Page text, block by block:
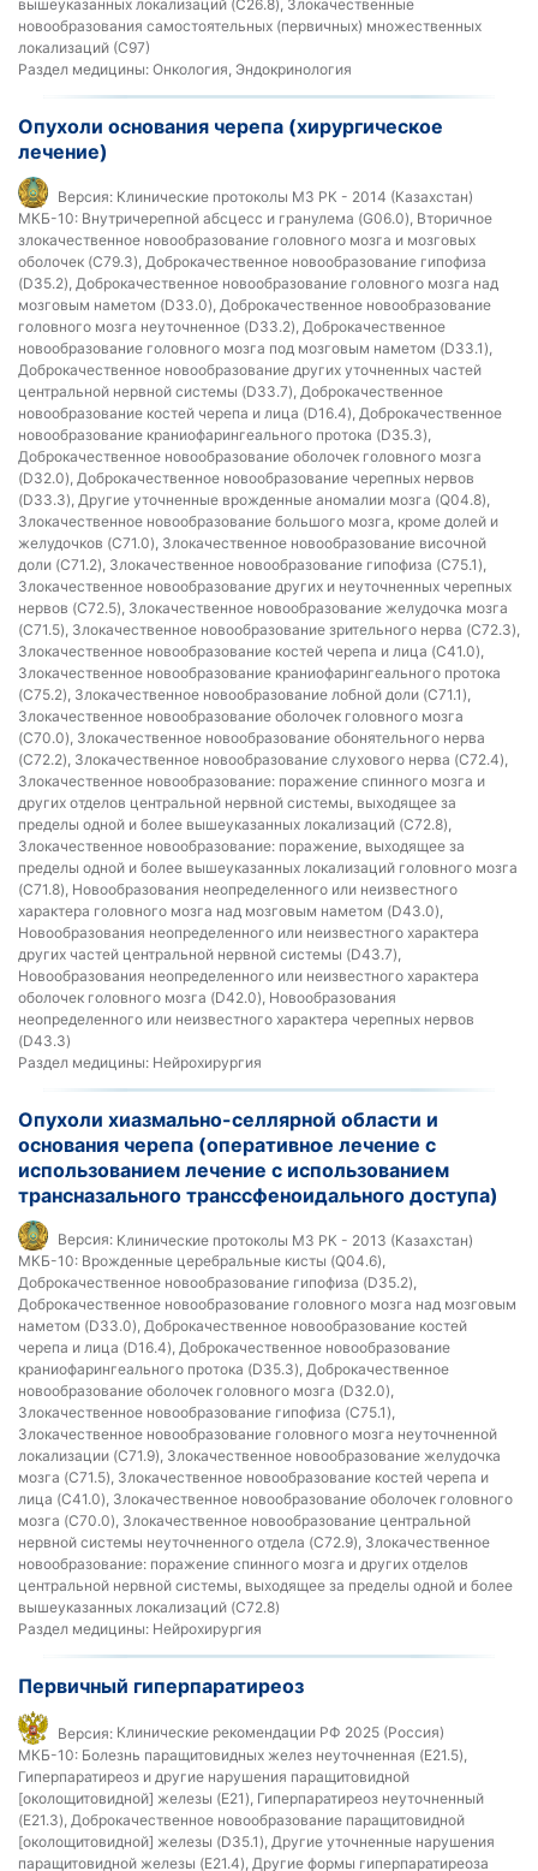
вышеуказанных локализаций (C26.8), Злокачественные
новообразования самостоятельных (первичных) множественных
локализаций (С97)
Раздел медицины: Онкология, Эндокринология
Опухоли основания черепа (хирургическое
лечение)
Версия: Клинические протоколы МЗ РК - 2014 (Казахстан)
МКБ-10: Внутричерепной абсцесс и гранулема (G06.0), Вторичное
злокачественное новообразование головного мозга и мозговых
оболочек (C79.3), Доброкачественное новообразование гипофиза
(D35.2), Доброкачественное новообразование головного мозга над
мозговым наметом (D33.0), Доброкачественное новообразование
головного мозга неуточненное (D33.2), Доброкачественное
новообразование головного мозга под мозговым наметом (D33.1),
Доброкачественное новообразование других уточненных частей
центральной нервной системы (D33.7), Доброкачественное
новообразование костей черепа и лица (D16.4), Доброкачественное
новообразование краниофарингеального протока (D35.3),
Доброкачественное новообразование оболочек головного мозга
(D32.0), Доброкачественное новообразование черепных нервов
(D33.3), Другие уточненные врожденные аномалии мозга (Q04.8),
Злокачественное новообразование большого мозга, кроме долей и
желудочков (C71.0), Злокачественное новообразование височной
доли (C71.2), Злокачественное новообразование гипофиза (C75.1),
Злокачественное новообразование других и неуточненных черепных
нервов (C72.5), Злокачественное новообразование желудочка мозга
(C71.5), Злокачественное новообразование зрительного нерва (C72.3),
Злокачественное новообразование костей черепа и лица (C41.0),
Злокачественное новообразование краниофарингеального протока
(C75.2), Злокачественное новообразование лобной доли (C71.1),
Злокачественное новообразование оболочек головного мозга
(C70.0), Злокачественное новообразование обонятельного нерва
(C72.2), Злокачественное новообразование слухового нерва (C72.4),
Злокачественное новообразование: поражение спинного мозга и
других отделов центральной нервной системы, выходящее за
пределы одной и более вышеуказанных локализаций (C72.8),
Злокачественное новообразование: поражение, выходящее за
пределы одной и более вышеуказанных локализаций головного мозга
(C71.8), Новообразования неопределенного или неизвестного
характера головного мозга над мозговым наметом (D43.0),
Новообразования неопределенного или неизвестного характера
других частей центральной нервной системы (D43.7),
Новообразования неопределенного или неизвестного характера
оболочек головного мозга (D42.0), Новообразования
неопределенного или неизвестного характера черепных нервов
(D43.3)
Раздел медицины: Нейрохирургия
Опухоли хиазмально-селлярной области и
основания черепа (оперативное лечение с
использованием лечение с использованием
трансназального транссфеноидального доступа)
Версия: Клинические протоколы МЗ РК - 2013 (Казахстан)
МКБ-10: Врожденные церебральные кисты (Q04.6),
Доброкачественное новообразование гипофиза (D35.2),
Доброкачественное новообразование головного мозга над мозговым
наметом (D33.0), Доброкачественное новообразование костей
черепа и лица (D16.4), Доброкачественное новообразование
краниофарингеального протока (D35.3), Доброкачественное
новообразование оболочек головного мозга (D32.0),
Злокачественное новообразование гипофиза (C75.1),
Злокачественное новообразование головного мозга неуточненной
локализации (C71.9), Злокачественное новообразование желудочка
мозга (C71.5), Злокачественное новообразование костей черепа и
лица (C41.0), Злокачественное новообразование оболочек головного
мозга (C70.0), Злокачественное новообразование центральной
нервной системы неуточненного отдела (C72.9), Злокачественное
новообразование: поражение спинного мозга и других отделов
центральной нервной системы, выходящее за пределы одной и более
вышеуказанных локализаций (C72.8)
Раздел медицины: Нейрохирургия
Первичный гиперпаратиреоз
Версия: Клинические рекомендации РФ 2025 (Россия)
МКБ-10: Болезнь паращитовидных желез неуточненная (E21.5),
Гиперпаратиреоз и другие нарушения паращитовидной
[околощитовидной] железы (E21), Гиперпаратиреоз неуточненный
(E21.3), Доброкачественное новообразование паращитовидной
[околощитовидной] железы (D35.1), Другие уточненные нарушения
паращитовидной железы (E21.4), Другие формы гиперпаратиреоза